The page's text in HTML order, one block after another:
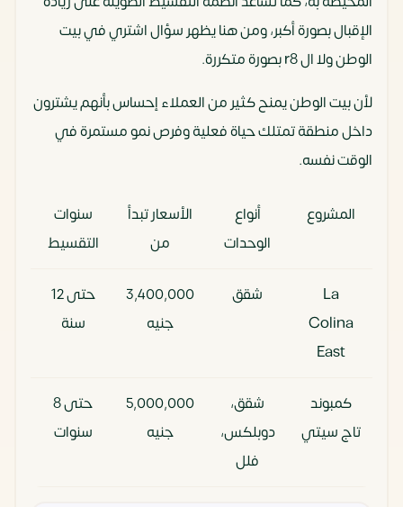
انتشار
المدى
واستثماري
مستوى
المخاطرة
أقل نسبياً
أعلى نسبياً
مقابل فرص نمو
طبيعة
مناسب
للاستقرار
المستمر
مناسب
للاستثمار
والنمو
الرأسمالي
الإقبال بصورة أكبر، ومن هنا يظهر سؤال اشتري في بيت
الوطن ولا ال r8 بصورة متكررة.
لأن بيت الوطن يمنح كثير من العملاء إحساس بأنهم يشترون
داخل منطقة تمتلك حياة فعلية وفرص نمو مستمرة في
الوقت نفسه.
المشروع
أنواع
الوحدات
الأسعار تبدأ
من
سنوات
التقسيط
La
Colina
East
شقق
3٬400٬000
جنيه
حتى 12
سنة
كمبوند
تاج سيتي
شقق،
دوبلكس،
فلل
5٬000٬000
جنيه
حتى 8
سنوات